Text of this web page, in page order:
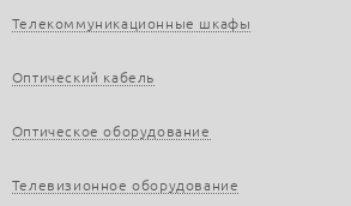
Телекоммуникационные шкафы
Оптический кабель
Оптическое оборудование
Телевизионное оборудование